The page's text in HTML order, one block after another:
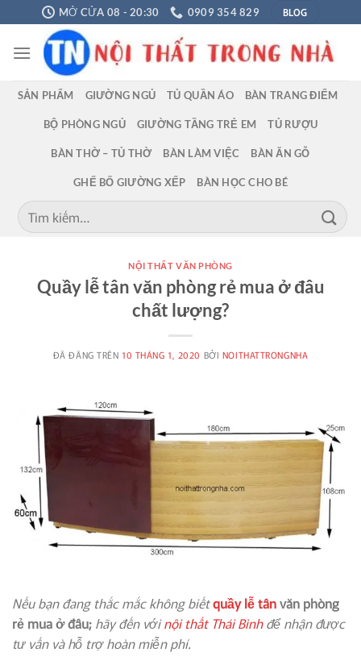
Chuyển
đến
nội
MỞ CỬA 08 - 20:30 0909 354 829 BLOG
SẢN PHẨM GIƯỜNG NGỦ TỦ QUẦN ÁO BÀN TRANG ĐIỂM
BỘ PHÒNG NGỦ GIƯỜNG TẦNG TRẺ EM TỦ RƯỢU
BÀN THỜ – TỦ THỜ BÀN LÀM VIỆC BÀN ĂN GỖ
GHẾ BỐ GIƯỜNG XẾP BÀN HỌC CHO BÉ
Tìm
kiếm:
NỘI THẤT VĂN PHÒNG
Quầy lễ tân văn phòng rẻ mua ở đâu
chất lượng?
ĐÃ ĐĂNG TRÊN 10 THÁNG 1, 2020 BỞI NOITHATTRONGNHA
Nếu bạn đang thắc mắc không biếtquầy lễ tânvăn phòng
rẻ mua ở đâu; hãy đến vớinội thất Thái Bìnhđể nhận được
tư vấn và hỗ trợ hoàn miễn phí.